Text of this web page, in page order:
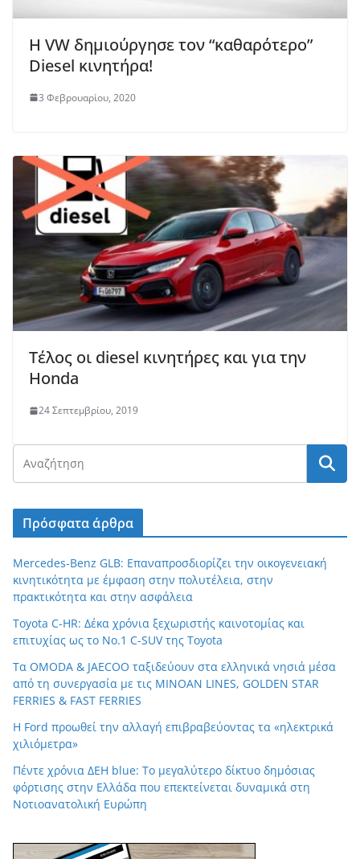
Η VW δημιούργησε τον “καθαρότερο”
Diesel κινητήρα!
3 Φεβρουαρίου, 2020
Τέλος οι diesel κινητήρες και για την
Honda
24 Σεπτεμβρίου, 2019
Πρόσφατα άρθρα
Mercedes-Benz GLB: Επαναπροσδιορίζει την οικογενειακή
κινητικότητα με έμφαση στην πολυτέλεια, στην
πρακτικότητα και στην ασφάλεια
Toyota C-HR: Δέκα χρόνια ξεχωριστής καινοτομίας και
επιτυχίας ως το Νο.1 C-SUV της Toyota
Τα OMODA & JAECOO ταξιδεύουν στα ελληνικά νησιά μέσα
από τη συνεργασία με τις MINOAN LINES, GOLDEN STAR
FERRIES & FAST FERRIES
Η Ford προωθεί την αλλαγή επιβραβεύοντας τα «ηλεκτρικά
χιλιόμετρα»
Πέντε χρόνια ΔΕΗ blue: Το μεγαλύτερο δίκτυο δημόσιας
φόρτισης στην Ελλάδα που επεκτείνεται δυναμικά στη
Νοτιοανατολική Ευρώπη